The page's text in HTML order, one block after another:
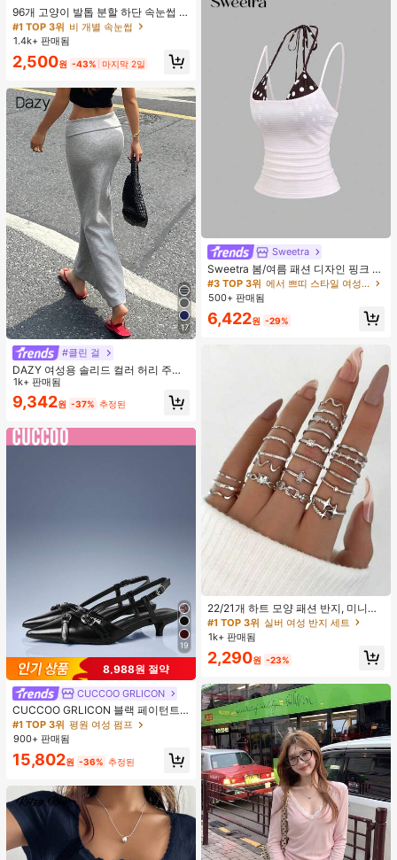
96개 고양이 발톱 분할 하단 속눈썹 B
컬 인조 속눈썹, 자연스럽고 사실적인
개별 클러스터, 헐렁한 데일리 사용,
초보자에게 적합
거의 매진!
#1 TOP 3위 비 개별 속눈썹
거의 매진!
#1 TOP 3위 비 개별 속눈썹
거의 매진!
#1 TOP 3위
비 개별 속눈썹
거의 매진!
1.4k+ 판매됨
2,500원 -43% 마지막 2일
17
#클린 걸
DAZY 여성용 솔리드 컬러 허리 주름
우아한 인어 스커트 여름
1k+ 판매됨
9,342원 -37% 추정된
19
8,988원 절약
CUCCOO GRLICON
CUCCOO GRLICON 블랙 페이턴트
가죽 뾰족한 토 메탈 크리스크로스 스
트랩 더블 버클 장식 키튼 힐 뮬 슈즈,
쿨 걸즈를 위한 오토바이 스타일, 봄/
여름, 휴가, 여행, 2000년대 스타일에
적합
#1 TOP 3위 평원 여성 펌프
900+ 판매됨
15,802원 -36% 추정된
Sweetra
Sweetra 봄/여름 패션 디자인 핑크 스
트라이프 브라운 폴카 도트 스파게티
스트랩 2 In 1 스위트 걸리시 비치 로
맨틱 휴가 스타일 여성용 캐미 탱크 탑
#3 TOP 3위
에서 쁘띠 스타일 여성 상의, 블라우스 & 티
500+ 판매됨
6,422원 -29%
22/21개 하트 모양 패션 반지, 미니멀
리스트 크리스탈 임베디드 보헤미안
기하학 반지 세트, 발렌타인데이, 어머
니날 선물
#1 TOP 3위
실버 여성 반지 세트
거의 매진!
#1 TOP 3위 실버 여성 반지 세트
거의 매진!
#1 TOP 3위 실버 여성 반지 세트
거의 매진!
#1 TOP 3위
실버 여성 반지 세트
거의 매진!
1k+ 판매됨
2,290원 -23%